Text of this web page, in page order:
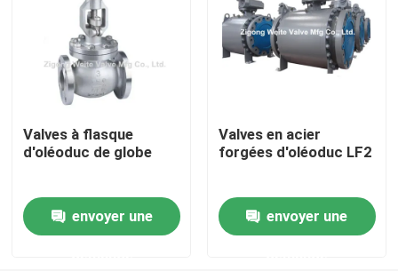
Valve d'arrêt de secours
Robinet à tournant sphérique complètement soudé
robinet à tournant sphérique de flottement
Robinet à tournant sphérique monté par tourillon
Valves à flasque
d'oléoduc de globe
envoyer une
Valves en acier
forgées d'oléoduc LF2
envoyer une